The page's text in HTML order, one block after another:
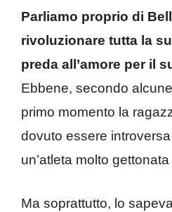
Parliamo proprio di
rivoluzionare tutta la
preda all’amore per il
Ebbene, secondo
primo momento la
dovuto essere
un’atleta molto
Ma soprattutto, lo